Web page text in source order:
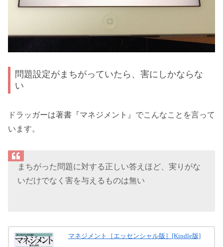
問題設定がまちがっていたら、害にしかならな
い
ドラッガーは著書『マネジメント』でこんなことを言って
います。
まちがった問題に対する正しい答えほど、実りがな
いだけでなく害を与えるものは無い
マネジメント［エッセンシャル版］[Kindle版]